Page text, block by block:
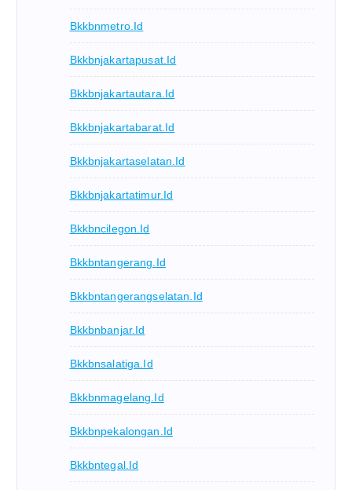
Bkkbnmetro.id
Bkkbnjakartapusat.id
Bkkbnjakartautara.id
Bkkbnjakartabarat.id
Bkkbnjakartaselatan.id
Bkkbnjakartatimur.id
Bkkbncilegon.id
Bkkbntangerang.id
Bkkbntangerangselatan.id
Bkkbnbanjar.id
Bkkbnsalatiga.id
Bkkbnmagelang.id
Bkkbnpekalongan.id
Bkkbntegal.id